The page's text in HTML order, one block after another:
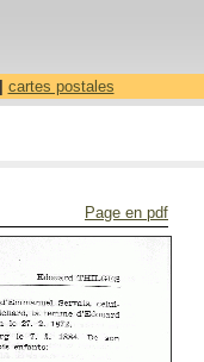
cartes postales
Page en pdf